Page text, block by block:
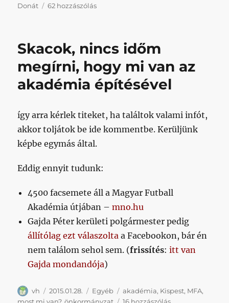
Donát
62 hozzászólásNapikispest
Skacok, nincs időm
megírni, hogy mi van az
akadémia építésével
így arra kérlek titeket, ha találtok valami infót,
akkor toljátok be ide kommentbe. Kerüljünk
képbe egymás által.
Eddig ennyit tudunk:
4500 facsemete áll a Magyar Futball
Akadémia útjában –mno.hu
Gajda Péter kerületi polgármester pedig
állítólag ezt válaszolta a Facebookon, bár én
nem találom sehol sem. (frissítés:itt van
Gajda mondandója)
Szerző
vh Közzétéve
2015.01.28. Kategória
Egyéb Címke
akadémia, Kispest, MFA,
Skacok,